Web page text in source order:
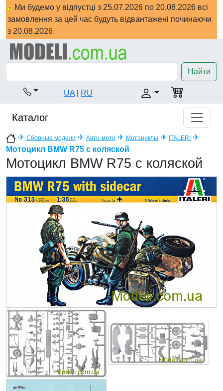
Ми будемо у відпустці з 25.07.2026 по 20.08.2026 всі
замовлення за цей час будуть відвантажені починаючи
з 20.08.2026
Найти
UA RU
Каталог
✈ Сборные модели ✈ Авто-мото ✈ Мотоциклы ✈ ITALERI
✈
Мотоцикл BMW R75 с коляской
Мотоцикл BMW R75 с коляской